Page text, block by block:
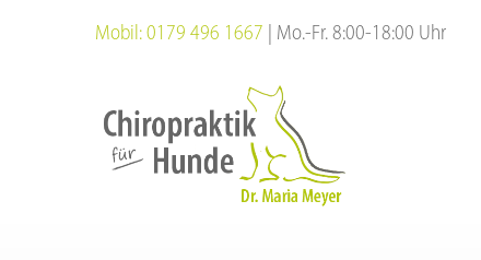
Mobil: 0179 496 1667 | Mo.-Fr. 8:00-18:00 Uhr